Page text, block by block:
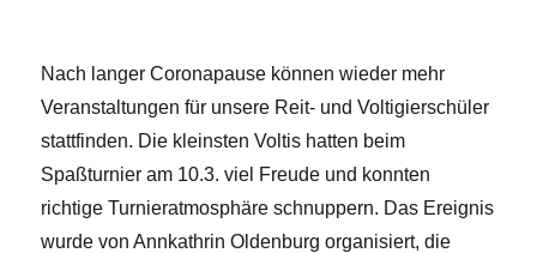
Nach langer Coronapause können wieder mehr
Veranstaltungen für unsere Reit- und Voltigierschüler
stattfinden. Die kleinsten Voltis hatten beim
Spaßturnier am 10.3. viel Freude und konnten
richtige Turnieratmosphäre schnuppern. Das Ereignis
wurde von Annkathrin Oldenburg organisiert, die